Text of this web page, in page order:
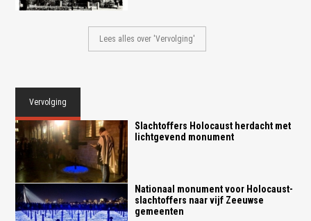
Lees alles over 'Vervolging'
Vervolging
Slachtoffers Holocaust herdacht met
lichtgevend monument
Nationaal monument voor Holocaust-
slachtoffers naar vijf Zeeuwse
gemeenten